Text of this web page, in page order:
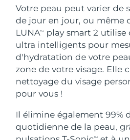
Votre peau peut varier de
de jour en jour, ou même
LUNATM
play smart 2 utilise
ultra intelligents pour
d'hydratation de votre
zone de votre visage. Elle
nettoyage du visage
pour vous !
Il élimine également 99%
quotidienne de la peau,
TM
Anti-aging
LUNA™ 4 Plus
Massage, LED
LUNA™ 4 Men
Microcurrent
BEAR™ 2 go
Microcurrent
BEAR™ 2 eyes
Hydratation
UFO™ 3
Deep facial
Near-infrared and
device
issa™ 4
Hybrid silicone
Smart hybrid
FAQ™ TRAITEMENT
Anti-âge
Bermudes
Bosnie-Herzégovine
Brunei
Bulgarie
Canada
Chili